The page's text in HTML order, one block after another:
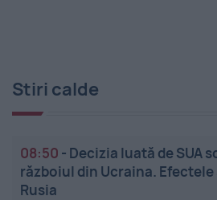
Stiri calde
08:50 - Decizia luată de SUA
războiul din Ucraina. Efectele
Rusia